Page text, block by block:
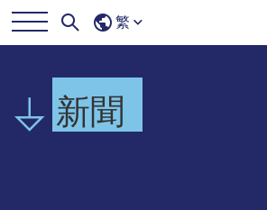
繁
新聞